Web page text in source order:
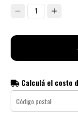
1
Calculá el costo